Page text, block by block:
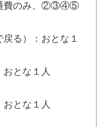
費のみ、②③④⑤
る）：おとな１
おとな１人
おとな１人